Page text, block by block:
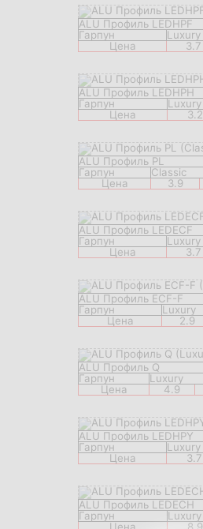
ALU Профиль LEDHPF
Гарпун
Luxury
Цена
3.7
ALU Профиль LEDHPH
Гарпун
Luxury
Цена
3.2
ALU Профиль PL
Гарпун
Classic
Цена
3.9
ALU Профиль LEDECF
Гарпун
Luxury
Цена
3.7
ALU Профиль ECF-F
Гарпун
Luxury
Цена
2.9
ALU Профиль Q
Гарпун
Luxury
Цена
4.9
ALU Профиль LEDHPY
Гарпун
Luxury
Цена
3.7
ALU Профиль LEDECH
Гарпун
Luxury